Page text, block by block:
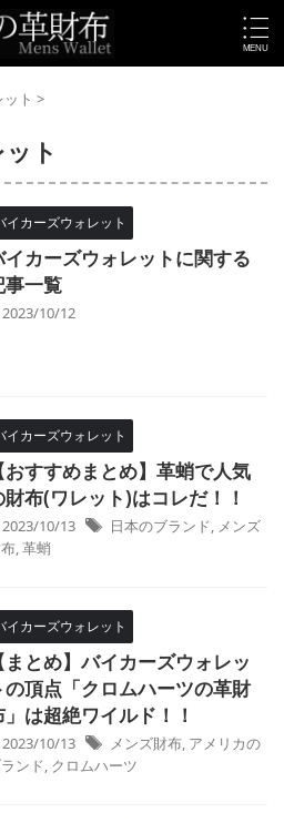
ト >
ト
イカーズウォレット
イカーズウォレットに関する
事一覧
2023/10/12
イカーズウォレット
おすすめまとめ】革蛸で人気
財布(ワレット)はコレだ！！
2023/10/13 日本のブランド
メンズ
革蛸
イカーズウォレット
まとめ】バイカーズウォレッ
の頂点「クロムハーツの革財
」は超絶ワイルド！！
2023/10/13 メンズ財布 アメリカの
ンド クロムハーツ